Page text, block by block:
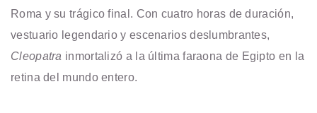
Roma y su trágico final. Con cuatro horas de duración,
vestuario legendario y escenarios deslumbrantes,
Cleopatra inmortalizó a la última faraona de Egipto en la
retina del mundo entero.